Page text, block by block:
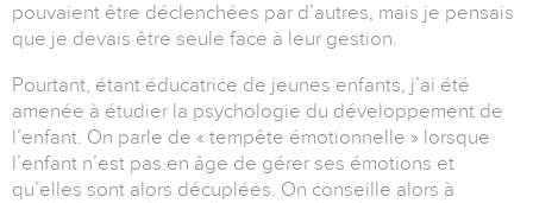
pouvaient être déclenchées par d’autres, mais je pensais
que je devais être seule face à leur gestion.
Pourtant, étant éducatrice de jeunes enfants, j’ai été
amenée à étudier la psychologie du développement de
l’enfant. On parle de « tempête émotionnelle » lorsque
l’enfant n’est pas en âge de gérer ses émotions et
qu’elles sont alors décuplées. On conseille alors à